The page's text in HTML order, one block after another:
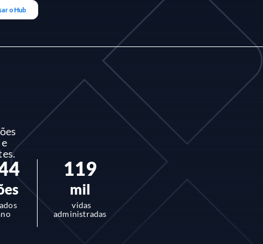
o Hub
119
mil
vidas
administradas